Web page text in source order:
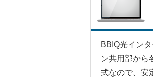
BBIQ光イン
ン共用部から
式なので、安